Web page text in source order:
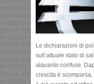
Le dichiarazioni di
sull’attuale stato di
alquanto confuse.
crescita è